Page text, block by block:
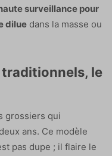
surveillance pour
dilue dans la masse ou
le
grossiers qui
ans. Ce modèle
pas dupe ; il flaire le